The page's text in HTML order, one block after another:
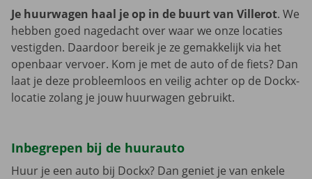
Je huurwagen haal je op in de buurt van Villerot. We
hebben goed nagedacht over waar we onze locaties
vestigden. Daardoor bereik je ze gemakkelijk via het
openbaar vervoer. Kom je met de auto of de fiets? Dan
laat je deze probleemloos en veilig achter op de Dockx-
locatie zolang je jouw huurwagen gebruikt.
Inbegrepen bij de huurauto
Huur je een auto bij Dockx? Dan geniet je van enkele